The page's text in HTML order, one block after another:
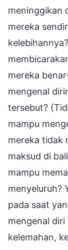
meninggikan
mereka
mereka
mengenal
tersebut?
mampu
mereka tidak
maksud di
mampu
menyeluruh?
pada saat
mengenal
kelemahan,